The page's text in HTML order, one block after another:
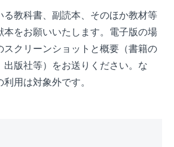
る教科書、副読本、そのほか教材等
本をお願いいたします。電子版の場
スクリーンショットと概要（書籍の
出版社等）をお送りください。な
用は対象外です。